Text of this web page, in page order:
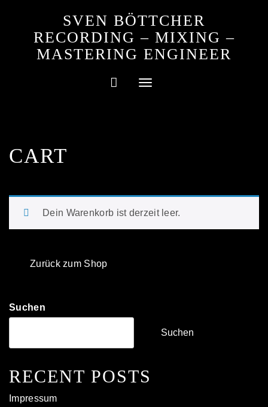
SVEN BÖTTCHER
RECORDING – MIXING –
MASTERING ENGINEER
Toggle
CART
Dein Warenkorb ist derzeit leer.
Zurück zum Shop
Suchen
Suchen
RECENT POSTS
Impressum